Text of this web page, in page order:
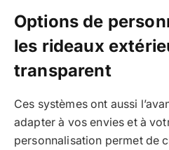
Options de
les rideaux
transparent
Ces systèmes ont aussi
adapter à vos envies et à
personnalisation permet de